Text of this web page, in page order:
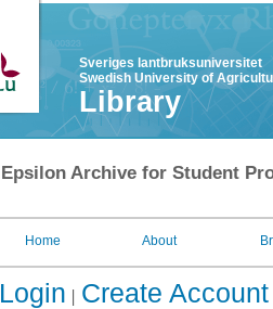
Sveriges lantbruksuniversitet
Swedish University of
Library
Epsilon Archive for Student
Home About
Login Create Account